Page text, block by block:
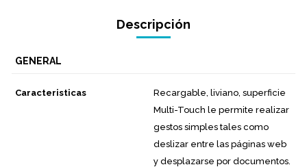
Descripción
GENERAL
Caracteristicas
Recargable, liviano, superficie
Multi-Touch le permite realizar
gestos simples tales como
deslizar entre las páginas web
y desplazarse por documentos.